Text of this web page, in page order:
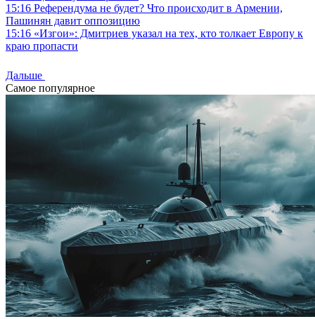
15:16 Референдума не будет? Что происходит в Армении,
Пашинян давит оппозицию
15:16 «Изгои»: Дмитриев указал на тех, кто толкает Европу к
краю пропасти
Дальше
Самое популярное